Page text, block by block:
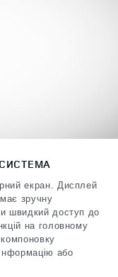
екран. Дисплей
зручну
швидкий доступ до
на головному
або